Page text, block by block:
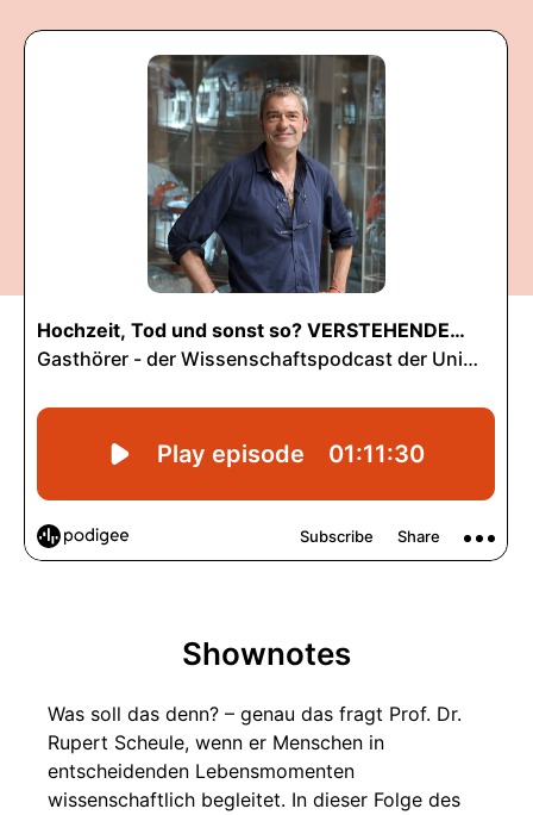
Shownotes
Was soll das denn? – genau das fragt Prof. Dr.
Rupert Scheule, wenn er Menschen in
entscheidenden Lebensmomenten
wissenschaftlich begleitet. In dieser Folge des